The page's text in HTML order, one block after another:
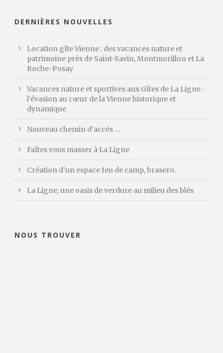
DERNIÈRES NOUVELLES
Location gîte Vienne : des vacances nature et
patrimoine près de Saint-Savin, Montmorillon et La
Roche-Posay
Vacances nature et sportives aux Gîtes de La Ligne :
l’évasion au cœur de la Vienne historique et
dynamique
Nouveau chemin d’accès …
Faîtes vous masser à La Ligne
Création d’un espace feu de camp, brasero.
La Ligne, une oasis de verdure au milieu des blés
NOUS TROUVER